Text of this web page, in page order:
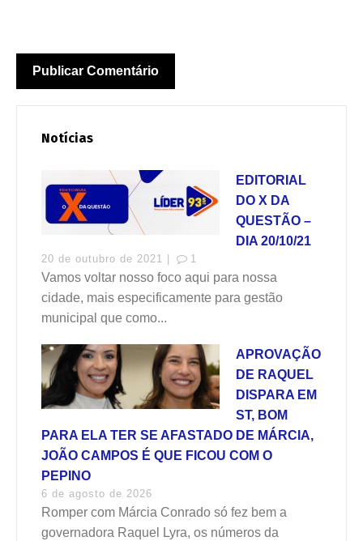
Notícias
EDITORIAL
DO X DA
QUESTÃO –
DIA 20/10/21
20 de outubro de 2021 | 1
Vamos voltar nosso foco aqui para nossa
cidade, mais especificamente para gestão
municipal que como...
APROVAÇÃO
DE RAQUEL
DISPARA EM
ST, BOM
PARA ELA TER SE AFASTADO DE MÁRCIA,
JOÃO CAMPOS É QUE FICOU COM O
PEPINO
6 de agosto de 2026
Romper com Márcia Conrado só fez bem a
governadora Raquel Lyra, os números da